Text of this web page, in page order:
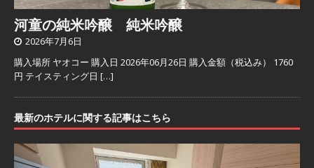
河童の純米吟醸 純米吟醸
2026年7月6日
購入場所 ヤオコー 購入日 2026年06月26日 購入金額（税込み） 1760
円 テイスティング日 […]
最新のホテルに関する記事はこちら